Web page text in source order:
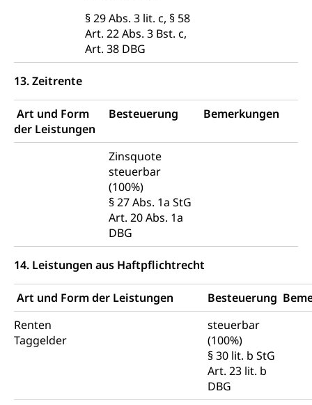
§ 29 Abs. 3 lit. c, § 58
Art. 22 Abs. 3 Bst. c,
Art. 38 DBG
13. Zeitrente
Art und Form
der Leistungen
Besteuerung Bemerkungen
Zinsquote
steuerbar
(100%)
§ 27 Abs. 1a StG
Art. 20 Abs. 1a
DBG
14. Leistungen aus Haftpflichtrecht
Art und Form der Leistungen Besteuerung
Renten
Taggelder
steuerbar
(100%)
§ 30 lit. b StG
Art. 23 lit. b
DBG